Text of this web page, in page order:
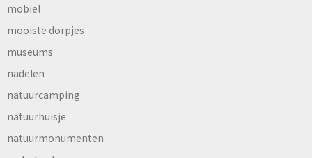
mobiel
mooiste dorpjes
museums
nadelen
natuurcamping
natuurhuisje
natuurmonumenten